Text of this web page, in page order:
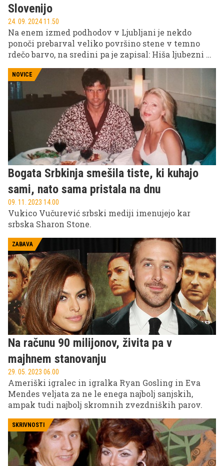
Slovenijo
24. 09. 2024 11.50
Na enem izmed podhodov v Ljubljani je nekdo
ponoči prebarval veliko površino stene v temno
rdečo barvo, na sredini pa je zapisal: Hiša ljubezni –
NOVICE
Bogata Srbkinja smešila tiste, ki kuhajo
sami, nato sama pristala na dnu
09. 11. 2023 14.00
Vukico Vučurević srbski mediji imenujejo kar
srbska Sharon Stone.
ZABAVA
Na računu 90 milijonov, živita pa v
majhnem stanovanju
29. 05. 2023 06.00
Ameriški igralec in igralka Ryan Gosling in Eva
Mendes veljata za ne le enega najbolj sanjskih,
ampak tudi najbolj skromnih zvezdniških parov.
SKRIVNOSTI